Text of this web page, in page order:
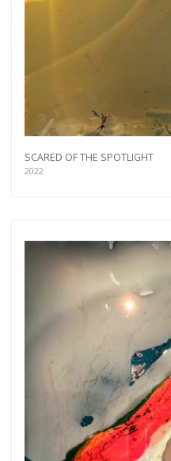
SCARED OF THE SPOTLIGHT
2022